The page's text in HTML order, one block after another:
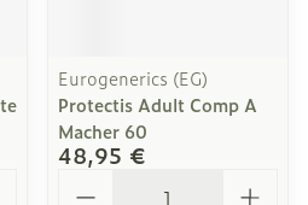
Eurogenerics (EG)
Protectis Adult Comp A
Macher 60
48,95 €